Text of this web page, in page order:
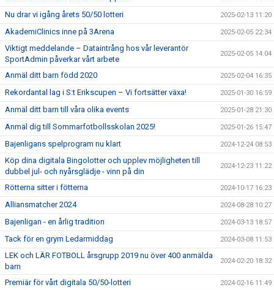
Nu drar vi igång årets 50/50 lotteri 2025-02-13 11:20
AkademiClinics inne på 3Arena 2025-02-05 22:34
Viktigt meddelande – Dataintrång hos vår leverantör
SportAdmin påverkar vårt arbete
2025-02-05 14:04
Anmäl ditt barn född 2020 2025-02-04 16:35
Rekordantal lag i S:t Erikscupen – Vi fortsätter växa! 2025-01-30 16:59
Anmäl ditt barn till våra olika events 2025-01-28 21:30
Anmäl dig till Sommarfotbollsskolan 2025! 2025-01-26 15:47
Bajenligans spelprogram nu klart 2024-12-24 08:53
Köp dina digitala Bingolotter och upplev möjligheten till
dubbel jul- och nyårsglädje - vinn på din
2024-12-23 11:22
Rötterna sitter i fötterna 2024-10-17 16:23
Alliansmatcher 2024 2024-08-28 10:27
Bajenligan - en årlig tradition 2024-03-13 18:57
Tack för en grym Ledarmiddag 2024-03-08 11:53
LEK och LÄR FOTBOLL årsgrupp 2019 nu över 400 anmälda
barn
2024-02-20 18:32
Premiär för vårt digitala 50/50-lotteri 2024-02-16 11:49